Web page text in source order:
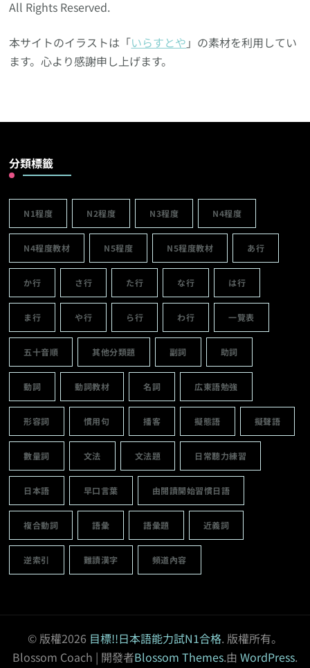
All Rights Reserved.
本サイトのイラストは「いらすとや 」の素材を利用してい
ます。心より感謝申し上げます。
分類標籤
N1程度 N2程度 N3程度 N4程度
N4程度教材 N5程度 N5程度教材 あ行
か行 さ行 た行 な行 は行
ま行 や行 ら行 わ行 一覽表
五十音順 其他分類題 副詞 助詞
動詞 動詞教材 名詞 広東語勉強
形容詞 慣用句 播客 擬態語 擬聲語
數量詞 文法 文法題 日常聽力練習
日本語 早口言葉 由閱讀開始習慣日語
複合動詞 語彙 語彙題 近義詞
逆索引 難讀漢字 頻道內容
© 版權2026 目標!!日本語能力試N1合格. 版權所有。
Blossom Coach | 開發者Blossom Themes.由 WordPress.